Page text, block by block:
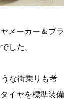
メーカー＆ブラ
した。
な街乗りも考
イヤを標準装備